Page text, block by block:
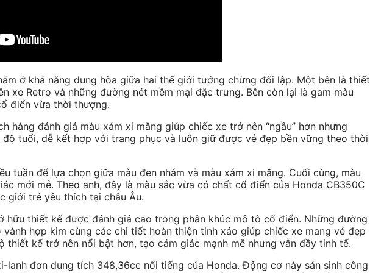
ở khả năng dung hòa giữa hai thế giới tưởng chừng đối lập. Một bên là thiết
xe Retro và những đường nét mềm mại đặc trưng. Bên còn lại là gam màu
điển vừa thời thượng.
hàng đánh giá màu xám xi măng giúp chiếc xe trở nên “ngầu” hơn nhưng
tuổi, dễ kết hợp với trang phục và luôn giữ được vẻ đẹp bền vững theo thời
tuần để lựa chọn giữa màu đen nhám và màu xám xi măng. Cuối cùng, màu
mới mẻ. Theo anh, đây là màu sắc vừa có chất cổ điển của Honda CB350C
giới trẻ yêu thích tại châu Âu.
hữu thiết kế được đánh giá cao trong phân khúc mô tô cổ điển. Những đường
hợp kim cùng các chi tiết hoàn thiện tinh xảo giúp chiếc xe mang vẻ đẹp
kế trở nên nổi bật hơn, tạo cảm giác mạnh mẽ nhưng vẫn đầy tinh tế.
đơn dung tích 348,36cc nổi tiếng của Honda. Động cơ này sản sinh công